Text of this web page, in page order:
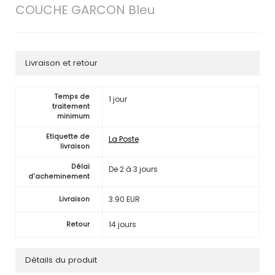
COUCHE GARCON Bleu
Livraison et retour
Temps de
traitement
minimum
1 jour
Etiquette de
livraison
La Poste
Délai
d'acheminement
De 2 à 3 jours
Livraison 3.90 EUR
Retour 14 jours
Détails du produit